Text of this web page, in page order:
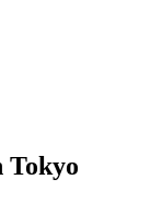
Tokyo